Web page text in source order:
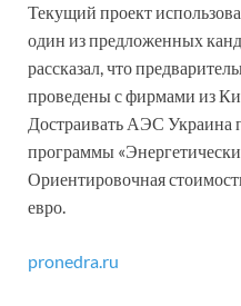
Текущий проект
один из предложенных
рассказал, что
проведены с фирмами из
Достраивать АЭС Украина
программы
Ориентировочная
евро.
pronedra.ru